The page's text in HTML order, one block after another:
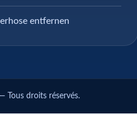
entfernen
Tous droits réservés.